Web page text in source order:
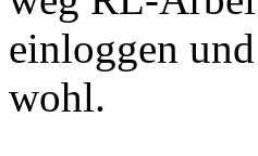
einloggen
wohl.